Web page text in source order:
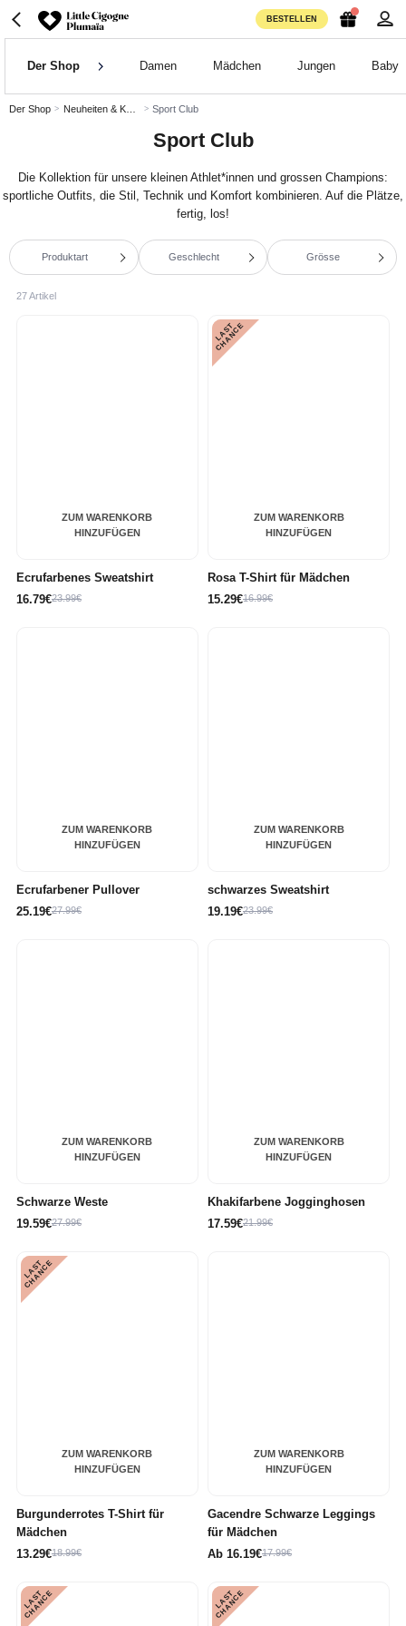
BESTELLEN
Der Shop Damen Mädchen Jungen Baby
Der Shop Neuheiten & Kollektionen im Foku Sport Club
Sport Club
Die Kollektion für unsere kleinen Athlet*innen und grossen Champions:
sportliche Outfits, die Stil, Technik und Komfort kombinieren. Auf die Plätze,
fertig, los!
Produktart Geschlecht Grösse
27 Artikel
ZUM WARENKORB
HINZUFÜGEN
Ecrufarbenes Sweatshirt
16.79€23.99€
ZUM WARENKORB
HINZUFÜGEN
L
A
S
T
C
H
A
N
C
E
Rosa T-Shirt für Mädchen
15.29€16.99€
ZUM WARENKORB
HINZUFÜGEN
Ecrufarbener Pullover
25.19€27.99€
ZUM WARENKORB
HINZUFÜGEN
schwarzes Sweatshirt
19.19€23.99€
ZUM WARENKORB
HINZUFÜGEN
Schwarze Weste
19.59€27.99€
ZUM WARENKORB
HINZUFÜGEN
Khakifarbene Jogginghosen
17.59€21.99€
ZUM WARENKORB
HINZUFÜGEN
L
A
S
T
C
H
A
N
C
E
Burgunderrotes T-Shirt für
Mädchen
13.29€18.99€
ZUM WARENKORB
HINZUFÜGEN
Gacendre Schwarze Leggings
für Mädchen
Ab 16.19€17.99€
L
A
S
T
C
H
A
N
C
E L
A
S
T
C
H
A
N
C
E